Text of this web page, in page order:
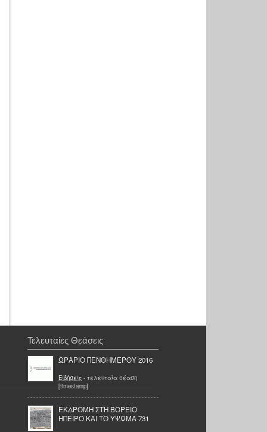
Τελευταίες Θεάσεις
ΩΡΑΡΙΟ ΠΕΝΘΗΜΕΡΟΥ 2016
Ειδήσεις - τελευταία θέαση
[timestamp]
ΕΚΔΡΟΜΗ ΣΤΗ ΒΟΡΕΙΟ
ΗΠΕΙΡΟ ΚΑΙ ΤΟ ΥΨΩΜΑ 731